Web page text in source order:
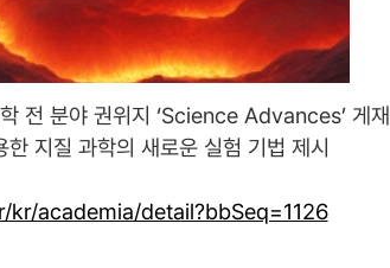
전 분야 권위지 ‘Science Advances’ 게재
한 지질 과학의 새로운 실험 기법 제시
academia/detail?bbSeq=1126